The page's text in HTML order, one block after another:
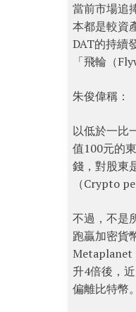
當前市場追
本都是較資
DAT的持續
「飛輪（
朱俊偉稱：
以低於一比
值100元的
錢，對股東
（Crypto
不過，不是
跑贏加密貨
Metaplanet
升4倍後，
偏離比特幣。